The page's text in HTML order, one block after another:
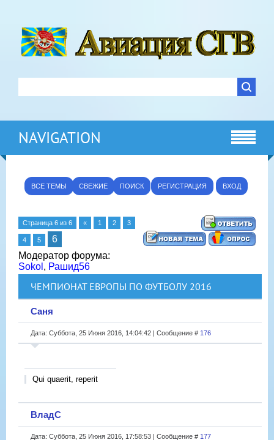
NAVIGATION
ВСЕ ТЕМЫ СВЕЖИЕ ПОИСК РЕГИСТРАЦИЯ ВХОД
Страница 6 из 6 « 1 2 3
4 5
6
Модератор форума:
Sokol , Рашид56
ЧЕМПИОНАТ ЕВРОПЫ ПО ФУТБОЛУ 2016
Саня
Дата: Суббота, 25 Июня 2016, 14:04:42 | Сообщение # 176
Qui quaerit, reperit
ВладС
Дата: Суббота, 25 Июня 2016, 17:58:53 | Сообщение # 177